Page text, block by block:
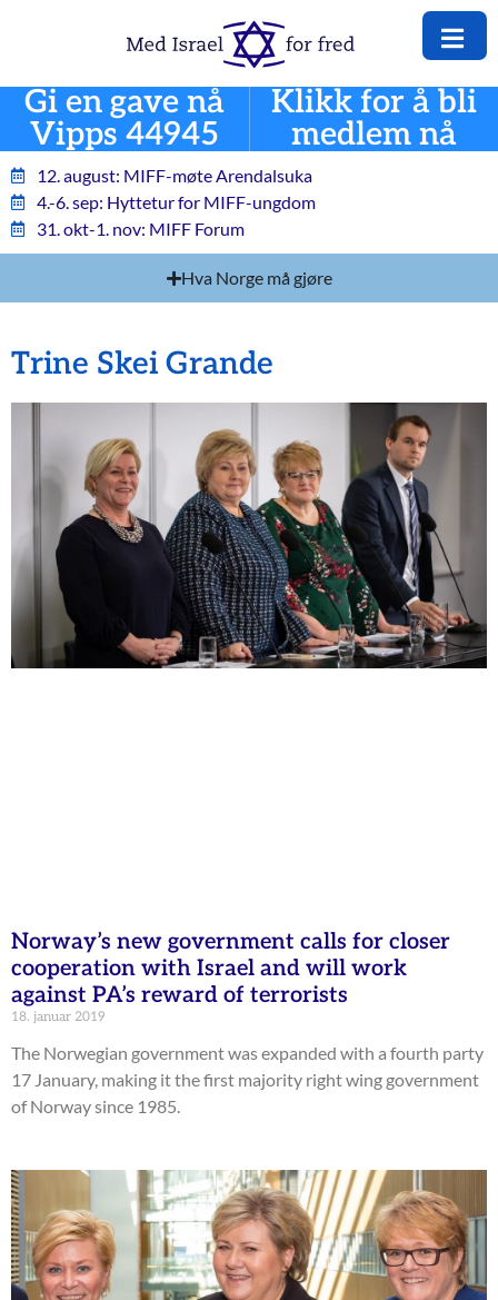
Gi en gave nå
Vipps 44945
Klikk for å bli
medlem nå
12. august: MIFF-møte Arendalsuka
4.-6. sep: Hyttetur for MIFF-ungdom
31. okt-1. nov: MIFF Forum
Hva Norge må gjøre
Trine Skei Grande
Norway’s new government calls for closer
cooperation with Israel and will work
against PA’s reward of terrorists
18. januar 2019
The Norwegian government was expanded with a fourth party
17 January, making it the first majority right wing government
of Norway since 1985.